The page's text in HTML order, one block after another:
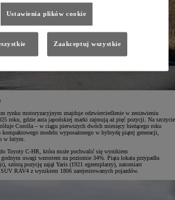
rynku motoryzacyjnym znajduje odzwierciedlenie w zestawieniu
roku, gdzie auta japońskiej marki zajmują aż pięć pozycji. Na szczycie
Corolla – w ciągu pierwszych dwóch miesięcy bieżącego roku
kompaktowego modelu wyposażonego w hybrydę piątej generacji,
w lutym.
Toyoty C-HR, która może pochwalić się wynikiem
uwagi wzrostem na poziomie 34%. Piąta lokata przypadła
szóstą pozycję zajął Yaris (1921 egzemplarzy), natomiast
RAV4 z wynikiem 1806 zarejestrowanych pojazdów.
Ustawienia plików cookie
Zaakceptuj wszystkie